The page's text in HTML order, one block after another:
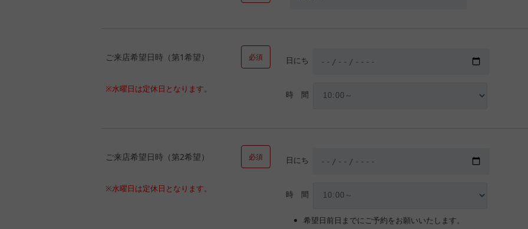
ご来店希望日時（第1希望） 必須
※水曜日は定休日となります。
日にち
時 間
ご来店希望日時（第2希望） 必須
※水曜日は定休日となります。
日にち
時 間
希望日前日までにご予約をお願いいたします。